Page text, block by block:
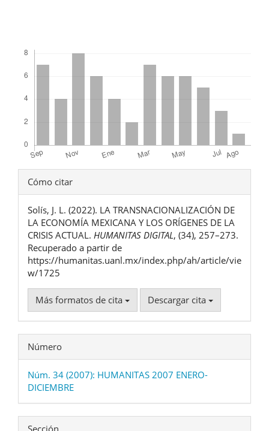
Detalles
del
artículo
Cómo citar
Solís, J. L. (2022). LA TRANSNACIONALIZACIÓN DE
LA ECONOMÍA MEXICANA Y LOS ORÍGENES DE LA
CRISIS ACTUAL. HUMANITAS DIGITAL, (34), 257–273.
Recuperado a partir de
https://humanitas.uanl.mx/index.php/ah/article/vie
w/1725
Más formatos de cita Descargar cita
Número
Núm. 34 (2007): HUMANITAS 2007 ENERO-
DICIEMBRE